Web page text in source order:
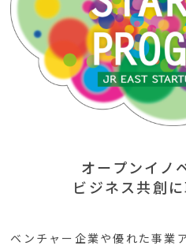
オープンイノ
ビジネス共創
ベンチャー企業や優れた事業